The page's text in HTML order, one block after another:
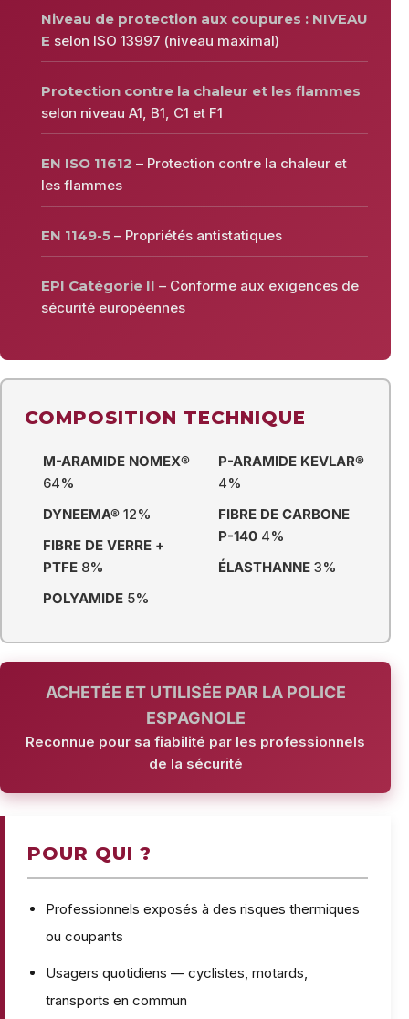
Niveau de protection aux coupures : NIVEAU
E selon ISO 13997 (niveau maximal)
Protection contre la chaleur et les flammes
selon niveau A1, B1, C1 et F1
EN ISO 11612 – Protection contre la chaleur et
les flammes
EN 1149-5 – Propriétés antistatiques
EPI Catégorie II – Conforme aux exigences de
sécurité européennes
COMPOSITION TECHNIQUE
M-ARAMIDE NOMEX®
64%
DYNEEMA® 12%
FIBRE DE VERRE +
PTFE 8%
POLYAMIDE 5%
P-ARAMIDE KEVLAR®
4%
FIBRE DE CARBONE
P-140 4%
ÉLASTHANNE 3%
ACHETÉE ET UTILISÉE PAR LA POLICE
ESPAGNOLE
Reconnue pour sa fiabilité par les professionnels
de la sécurité
POUR QUI ?
Professionnels exposés à des risques thermiques
ou coupants
Usagers quotidiens — cyclistes, motards,
transports en commun